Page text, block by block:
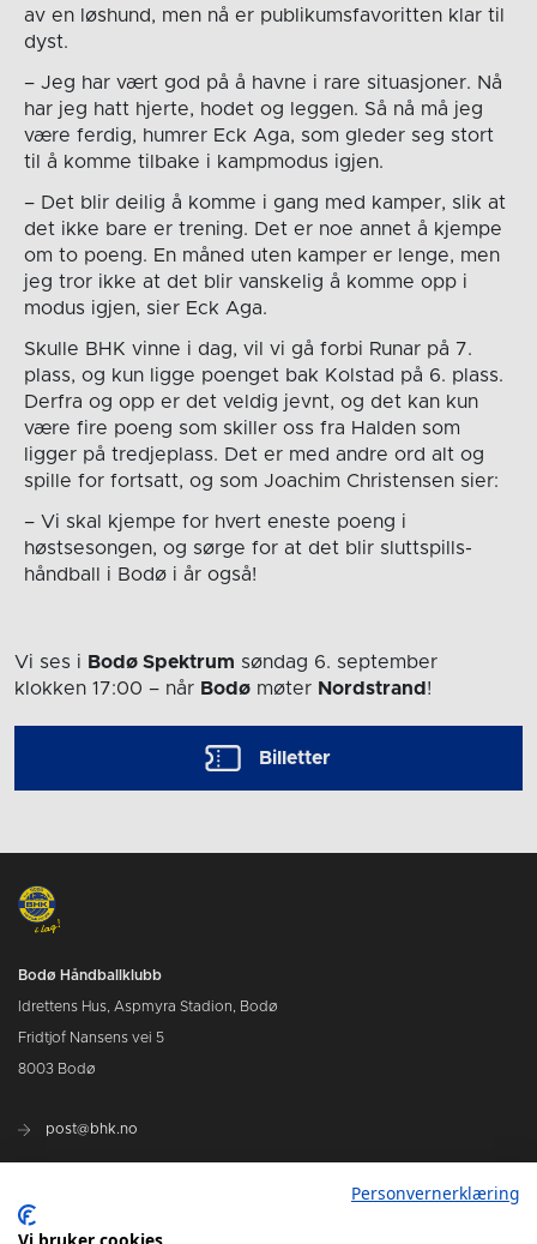
av en løshund, men nå er publikumsfavoritten klar til
dyst.
– Jeg har vært god på å havne i rare situasjoner. Nå
har jeg hatt hjerte, hodet og leggen. Så nå må jeg
være ferdig, humrer Eck Aga, som gleder seg stort
til å komme tilbake i kampmodus igjen.
– Det blir deilig å komme i gang med kamper, slik at
det ikke bare er trening. Det er noe annet å kjempe
om to poeng. En måned uten kamper er lenge, men
jeg tror ikke at det blir vanskelig å komme opp i
modus igjen, sier Eck Aga.
Skulle BHK vinne i dag, vil vi gå forbi Runar på 7.
plass, og kun ligge poenget bak Kolstad på 6. plass.
Derfra og opp er det veldig jevnt, og det kan kun
være fire poeng som skiller oss fra Halden som
ligger på tredjeplass. Det er med andre ord alt og
spille for fortsatt, og som Joachim Christensen sier:
– Vi skal kjempe for hvert eneste poeng i
høstsesongen, og sørge for at det blir sluttspills-
håndball i Bodø i år også!
Vi ses i Bodø Spektrum søndag 6. september
klokken 17:00 – når Bodø møter Nordstrand !
Billetter
Bodø Håndballklubb
Idrettens Hus, Aspmyra Stadion, Bodø
Fridtjof Nansens vei 5
8003 Bodø
post@bhk.no
Personvernerklæring